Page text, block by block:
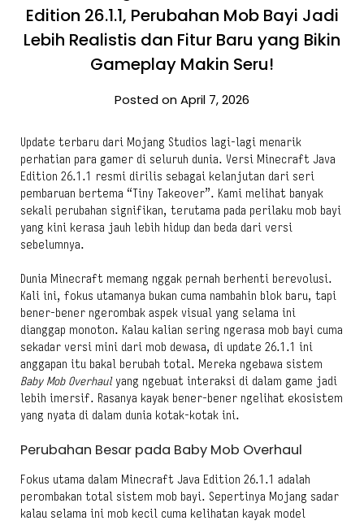
Edition 26.1.1, Perubahan Mob Bayi Jadi
Lebih Realistis dan Fitur Baru yang Bikin
Gameplay Makin Seru!
Posted on April 7, 2026
Update terbaru dari Mojang Studios lagi-lagi menarik
perhatian para gamer di seluruh dunia. Versi Minecraft Java
Edition 26.1.1 resmi dirilis sebagai kelanjutan dari seri
pembaruan bertema “Tiny Takeover”. Kami melihat banyak
sekali perubahan signifikan, terutama pada perilaku mob bayi
yang kini kerasa jauh lebih hidup dan beda dari versi
sebelumnya.
Dunia Minecraft memang nggak pernah berhenti berevolusi.
Kali ini, fokus utamanya bukan cuma nambahin blok baru, tapi
bener-bener ngerombak aspek visual yang selama ini
dianggap monoton. Kalau kalian sering ngerasa mob bayi cuma
sekadar versi mini dari mob dewasa, di update 26.1.1 ini
anggapan itu bakal berubah total. Mereka ngebawa sistem
Baby Mob Overhaulyang ngebuat interaksi di dalam game jadi
lebih imersif. Rasanya kayak bener-bener ngelihat ekosistem
yang nyata di dalam dunia kotak-kotak ini.
Perubahan Besar pada Baby Mob Overhaul
Fokus utama dalam Minecraft Java Edition 26.1.1 adalah
perombakan total sistem mob bayi. Sepertinya Mojang sadar
kalau selama ini mob kecil cuma kelihatan kayak model